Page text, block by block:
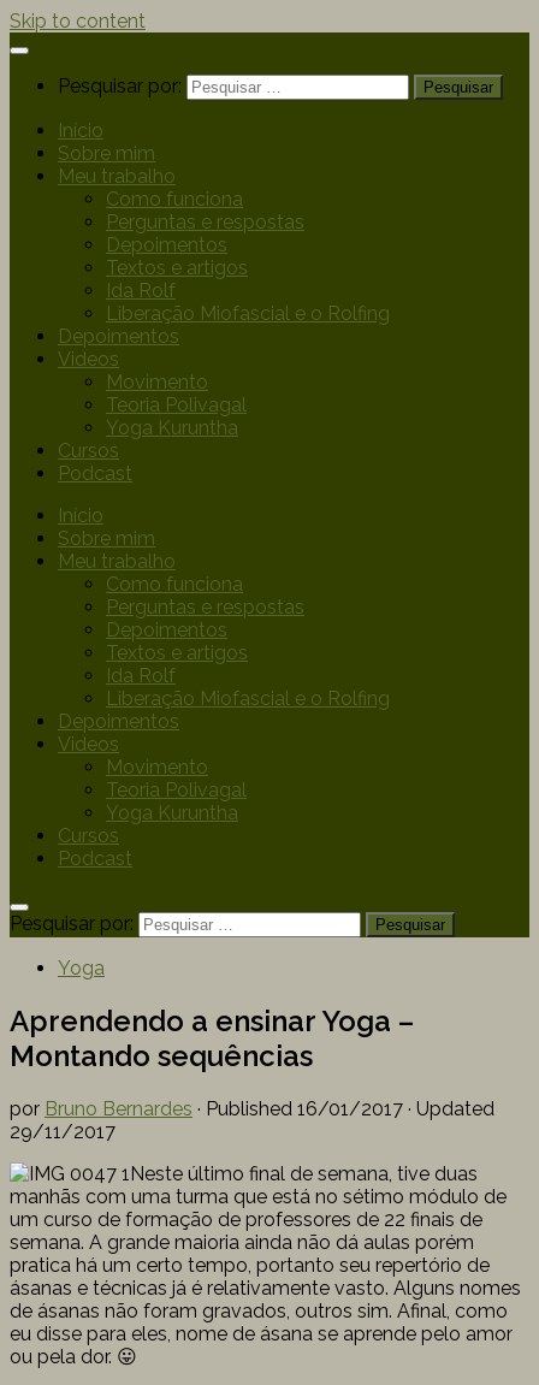
Skip to content
Pesquisar por:
Início
Sobre mim
Meu trabalho
Como funciona
Perguntas e respostas
Depoimentos
Textos e artigos
Ida Rolf
Liberação Miofascial e o Rolfing
Depoimentos
Videos
Movimento
Teoria Polivagal
Yoga Kuruntha
Cursos
Podcast
Início
Sobre mim
Meu trabalho
Como funciona
Perguntas e respostas
Depoimentos
Textos e artigos
Ida Rolf
Liberação Miofascial e o Rolfing
Depoimentos
Videos
Movimento
Teoria Polivagal
Yoga Kuruntha
Cursos
Podcast
Pesquisar por:
Yoga
Aprendendo a ensinar Yoga –
Montando sequências
por Bruno Bernardes · Published 16/01/2017 · Updated
29/11/2017
Neste último final de semana, tive duas
manhãs com uma turma que está no sétimo módulo de
um curso de formação de professores de 22 finais de
semana. A grande maioria ainda não dá aulas porém
pratica há um certo tempo, portanto seu repertório de
ásanas e técnicas já é relativamente vasto. Alguns nomes
de ásanas não foram gravados, outros sim. Afinal, como
eu disse para eles, nome de ásana se aprende pelo amor
ou pela dor. 😛